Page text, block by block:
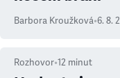
Barbora Kroužková•6. 8.
Rozhovor•12 minut